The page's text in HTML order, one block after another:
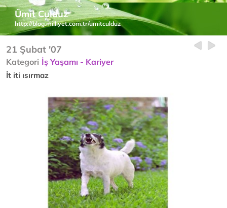
Ümit Culduz
http://blog.milliyet.com.tr/umitculduz
21 Şubat '07
Kategori İş Yaşamı - Kariyer
İt iti ısırmaz